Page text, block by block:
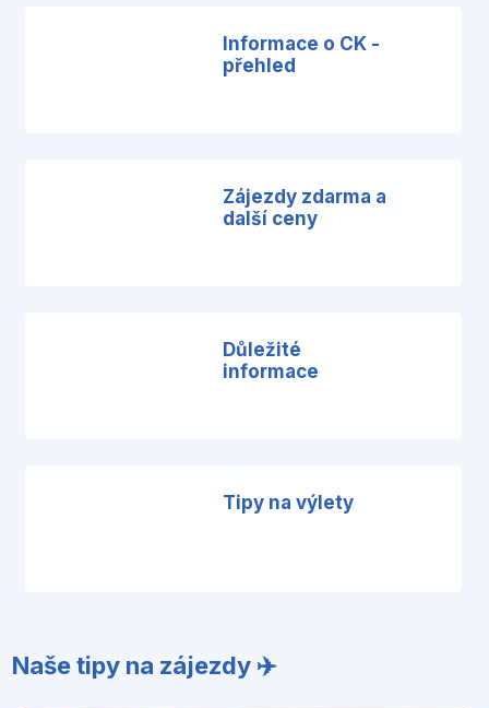
Informace o CK -
přehled
Zájezdy zdarma a
další ceny
Důležité
informace
Tipy na výlety
Naše tipy na zájezdy ✈️